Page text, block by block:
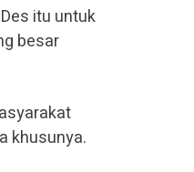
itu untuk
besar
khusunya.